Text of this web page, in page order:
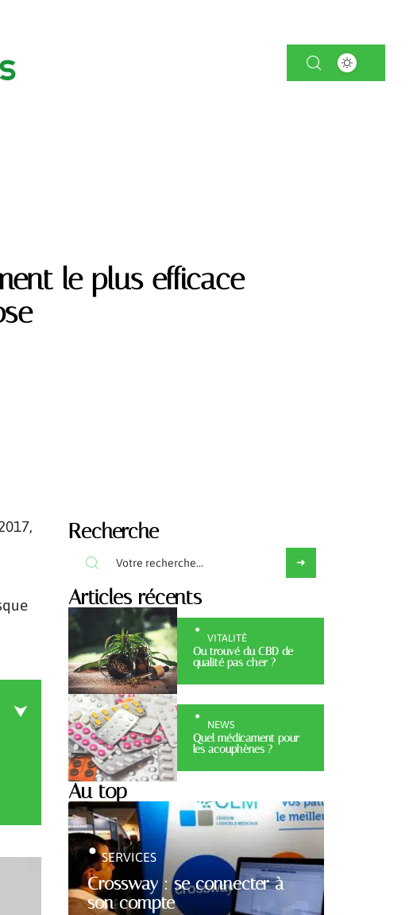
le plus efficace
Recherche
Articles récents
VITALITÉ
Ou trouvé du CBD de
qualité pas cher ?
NEWS
Quel médicament pour
les acouphènes ?
Au top
Crossway : se connecter à
son compte
SERVICES